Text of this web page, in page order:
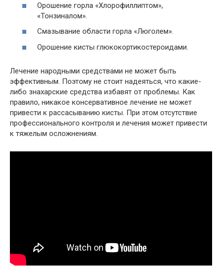
Орошение горла «Хлорофиллиптом»,
«Тонзиналом».
Смазывание области горла «Люголем».
Орошение кисты глюкокортикостероидами.
Лечение народными средствами не может быть
эффективным. Поэтому не стоит надеяться, что какие-
либо знахарские средства избавят от проблемы. Как
правило, никакое консервативное лечение не может
привести к рассасыванию кисты. При этом отсутствие
профессионального контроля и лечения может привести
к тяжелым осложнениям.